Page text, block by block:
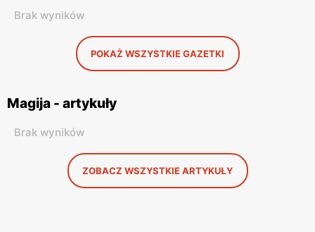
Brak wyników
POKAŻ WSZYSTKIE GAZETKI
Magija - artykuły
Brak wyników
ZOBACZ WSZYSTKIE ARTYKUŁY